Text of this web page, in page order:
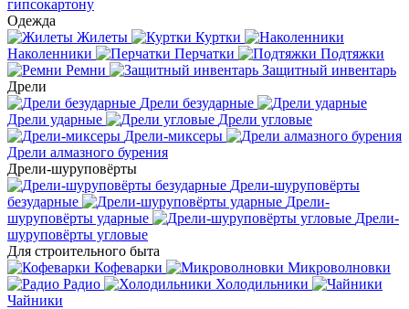
гипсокартону
Одежда
Жилеты
Куртки
Наколенники
Перчатки
Подтяжки
Ремни
Защитный инвентарь
Дрели
Дрели безударные
Дрели ударные
Дрели угловые
Дрели-миксеры
Дрели алмазного бурения
Дрели-шуруповёрты
Дрели-шуруповёрты
безударные
Дрели-
шуруповёрты ударные
Дрели-
шуруповёрты угловые
Для строительного быта
Кофеварки
Микроволновки
Радио
Холодильники
Чайники